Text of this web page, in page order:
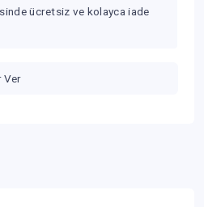
ücretsiz ve kolayca iade
Ver